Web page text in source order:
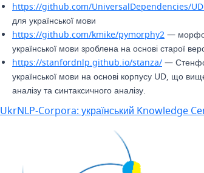
https://github.com/UniversalDependencies/
для української мови
https://github.com/kmike/pymorphy2 —
української мови зроблена на основі старої
https://stanfordnlp.github.io/stanza/ —
української мови на основі корпусу UD, що
аналізу та синтаксичного аналізу.
UkrNLP-Corpora: український Knowledge